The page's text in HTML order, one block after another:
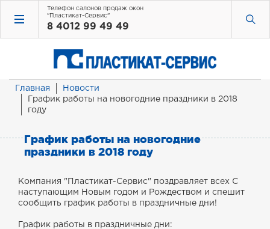
Телефон салонов продаж окон
"Пластикат-Сервис"
8 4012 99 49 49
Главная
Новости
График работы на новогодние праздники в 2018
году
График работы на новогодние
праздники в 2018 году
Компания "Пластикат-Сервис" поздравляет всех С
наступающим Новым годом и Рождеством и спешит
сообщить график работы в праздничные дни!
График работы в праздничные дни: